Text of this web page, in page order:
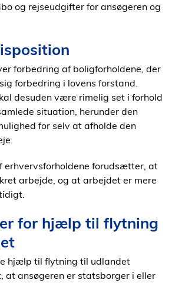
og rejseudgifter for ansøgeren og
forbedring af boligforholdene, der
forbedring i lovens forstand.
desuden være rimelig set i forhold
situation, herunder den
for selv at afholde den
erhvervsforholdene forudsætter, at
arbejde, og at arbejdet er mere
for hjælp til flytning
hjælp til flytning til udlandet
ansøgeren er statsborger i eller